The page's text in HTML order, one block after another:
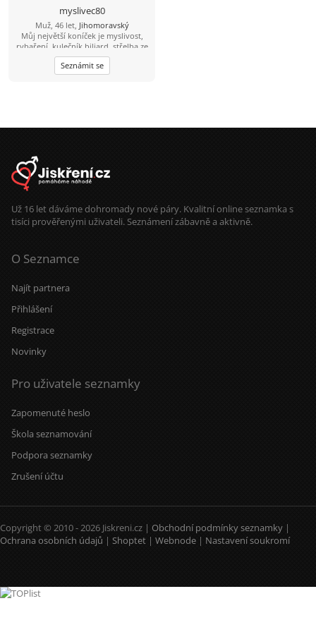
myslivec80
Muž, 46 let, Jihomoravský
Můj největší koníček je myslivost,
rybaření, kulečník biliard, střelba ze
zbraní brokovnice, šipky, šachy
petanque, kostky, mám rád psy,
zvířata, rád se bavím, tancuji, trochu
udělat srandu i ze sebe. Jsem
myslím že jsem férový a rovný chlap.
Seznámit se
Už 16 let dáváme dohromady nové páry. Kvalitní online seznamka s
tisíci prověřenými uživateli. Seznámení zábavně a aktivně.
O Seznamce
Najít partnera
Přihlášení
Registrace
Novinky
Pro uživatele seznamky
Zapomenuté heslo
Škola seznamování
Podpora seznamky
Zrušení účtu
Copyright © 2010 - 2026 Jiskreni.cz | Obchodní podmínky seznamky |
Ochrana osobních údajů | Shoptet | Webnode | Nastavení soukromí